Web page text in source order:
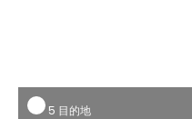
5 目的地